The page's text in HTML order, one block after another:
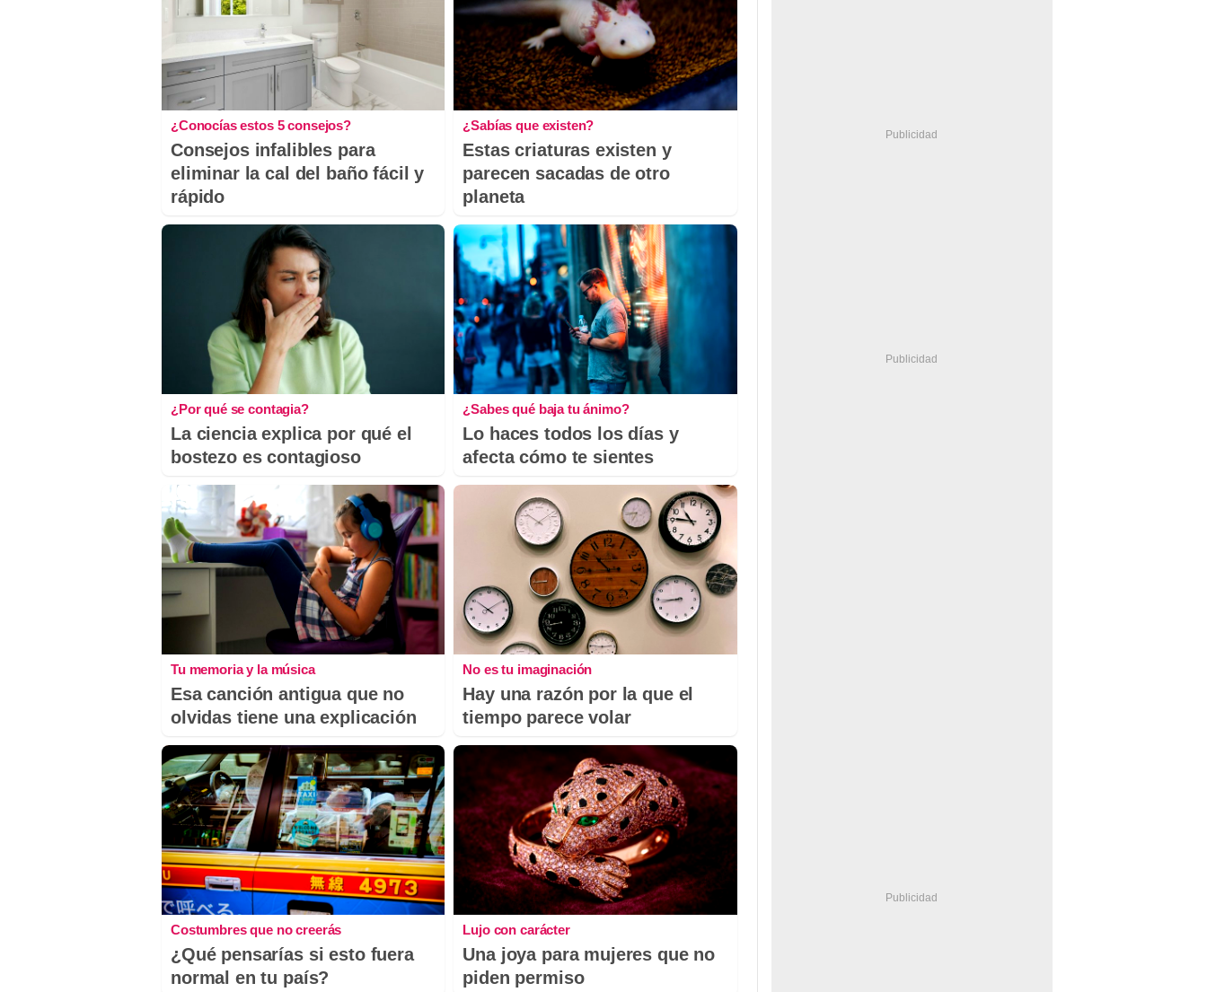
¿Conocías estos 5 consejos?
Consejos infalibles para
eliminar la cal del baño fácil y
rápido
¿Sabías que existen?
Estas criaturas existen y
parecen sacadas de otro
planeta
¿Por qué se contagia?
La ciencia explica por qué el
bostezo es contagioso
¿Sabes qué baja tu ánimo?
Lo haces todos los días y
afecta cómo te sientes
Tu memoria y la música
Esa canción antigua que no
olvidas tiene una explicación
No es tu imaginación
Hay una razón por la que el
tiempo parece volar
Costumbres que no creerás
¿Qué pensarías si esto fuera
normal en tu país?
Lujo con carácter
Una joya para mujeres que no
piden permiso